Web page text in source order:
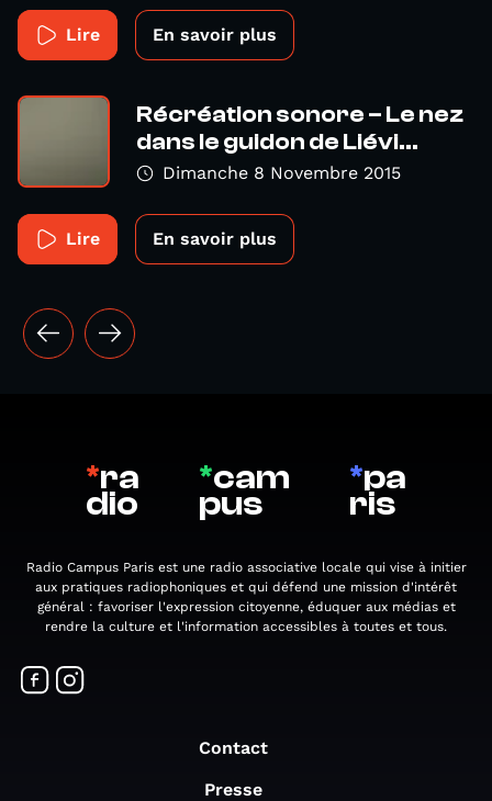
Lire En savoir plus
Récréation sonore – Le nez
dans le guidon de Liévi...
Dimanche 8 Novembre 2015
Lire En savoir plus
*ra
dio
*cam
pus
*pa
ris
Radio Campus Paris est une radio associative locale qui vise à initier
aux pratiques radiophoniques et qui défend une mission d'intérêt
général : favoriser l'expression citoyenne, éduquer aux médias et
rendre la culture et l'information accessibles à toutes et tous.
Contact
Presse